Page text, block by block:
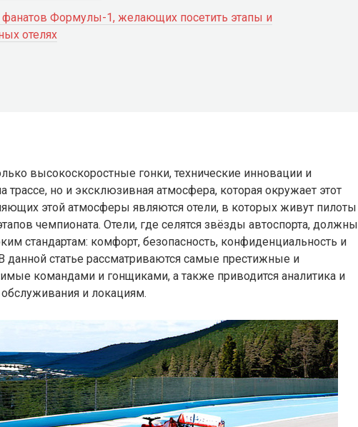
Формулы-1, желающих посетить этапы и
отелях
высокоскоростные гонки, технические инновации и
трассе, но и эксклюзивная атмосфера, которая окружает этот
этой атмосферы являются отели, в которых живут пилоты
чемпионата. Отели, где селятся звёзды автоспорта, должны
стандартам: комфорт, безопасность, конфиденциальность и
данной статье рассматриваются самые престижные и
командами и гонщиками, а также приводится аналитика и
и локациям.